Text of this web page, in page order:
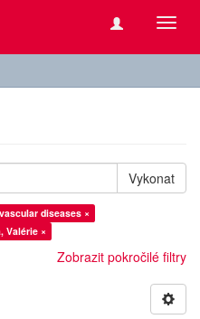
Vykonat
diseases ×
Valérie ×
Zobrazit pokročilé filtry